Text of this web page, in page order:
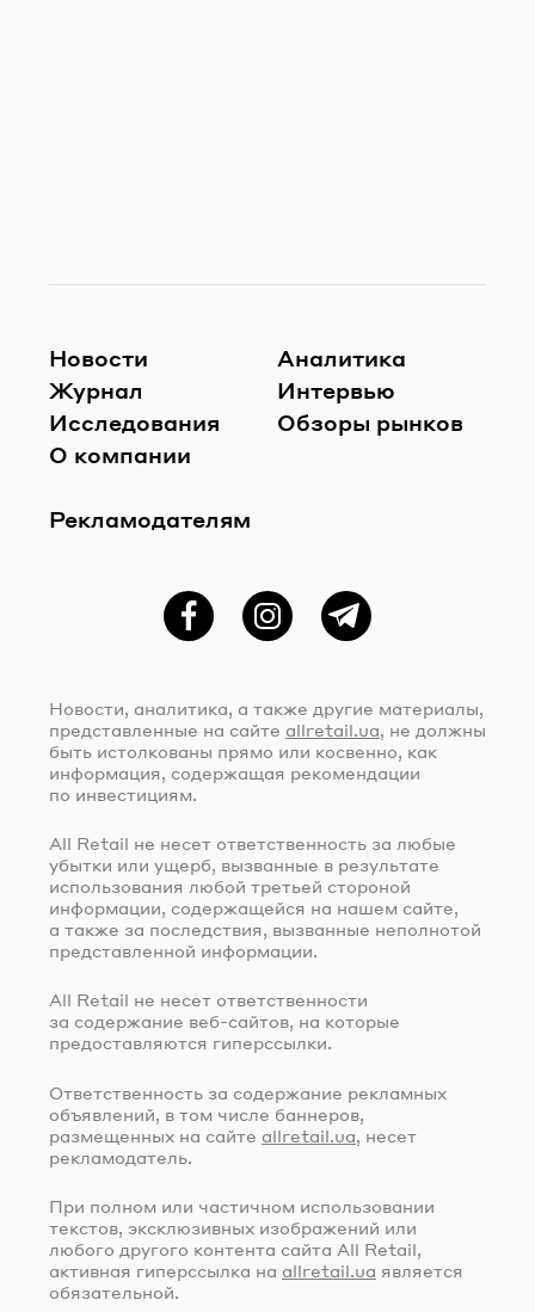
Новости
Журнал
Исследования
О компании
Рекламодателям
Аналитика
Интервью
Обзоры рынков
ФейсбукInstagramTelegram
Новости, аналитика, а также другие материалы,
представленные на сайте allretail.ua, не должны
быть истолкованы прямо или косвенно, как
информация, содержащая рекомендации
по инвестициям.
All Retail не несет ответственность за любые
убытки или ущерб, вызванные в результате
использования любой третьей стороной
информации, содержащейся на нашем сайте,
а также за последствия, вызванные неполнотой
представленной информации.
All Retail не несет ответственности
за содержание веб-сайтов, на которые
предоставляются гиперссылки.
Ответственность за содержание рекламных
объявлений, в том числе баннеров,
размещенных на сайте allretail.ua, несет
рекламодатель.
При полном или частичном использовании
текстов, эксклюзивных изображений или
любого другого контента сайта All Retail,
активная гиперссылка на allretail.ua является
обязательной.